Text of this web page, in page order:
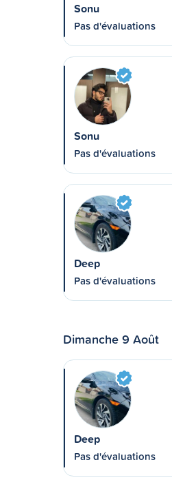
Sonu
Pas d'évaluations
Sonu
Pas d'évaluations
Deep
Pas d'évaluations
Dimanche 9 Août
Deep
Pas d'évaluations